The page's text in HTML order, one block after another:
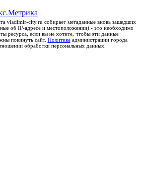
vladimir-city.ru собирает метаданные вновь зашедших
об IP-адресе и местоположении) - это необходимо
ресурса, если вы не хотите, чтобы эти данные
покинуть сайт. Политикаадминистрации города
обработки персональных данных.